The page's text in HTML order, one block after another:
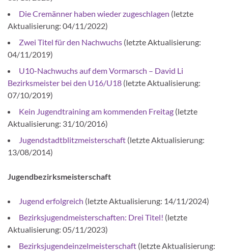
Die Cremänner haben wieder zugeschlagen (letzte
Aktualisierung: 04/11/2022)
Zwei Titel für den Nachwuchs (letzte Aktualisierung:
04/11/2019)
U10-Nachwuchs auf dem Vormarsch – David Li
Bezirksmeister bei den U16/U18 (letzte Aktualisierung:
07/10/2019)
Kein Jugendtraining am kommenden Freitag (letzte
Aktualisierung: 31/10/2016)
Jugendstadtblitzmeisterschaft (letzte Aktualisierung:
13/08/2014)
Jugendbezirksmeisterschaft
Jugend erfolgreich (letzte Aktualisierung: 14/11/2024)
Bezirksjugendmeisterschaften: Drei Titel! (letzte
Aktualisierung: 05/11/2023)
Bezirksjugendeinzelmeisterschaft (letzte Aktualisierung: